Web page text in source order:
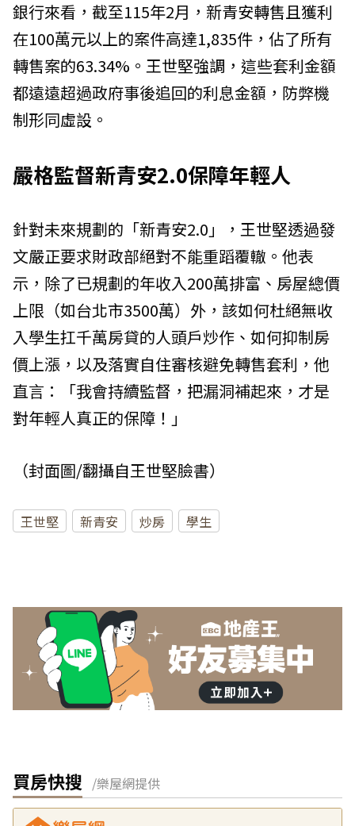
銀行來看，截至115年2月，新青安轉售且獲利
在100萬元以上的案件高達1,835件，佔了所有
轉售案的63.34%。王世堅強調，這些套利金額
都遠遠超過政府事後追回的利息金額，防弊機
制形同虛設。
嚴格監督新青安2.0保障年輕人
針對未來規劃的「新青安2.0」，王世堅透過發
文嚴正要求財政部絕對不能重蹈覆轍。他表
示，除了已規劃的年收入200萬排富、房屋總價
上限（如台北市3500萬）外，該如何杜絕無收
入學生扛千萬房貸的人頭戶炒作、如何抑制房
價上漲，以及落實自住審核避免轉售套利，他
直言：「我會持續監督，把漏洞補起來，才是
對年輕人真正的保障！」
（封面圖/翻攝自王世堅臉書）
王世堅 新青安 炒房 學生
買房快搜 /樂屋網提供